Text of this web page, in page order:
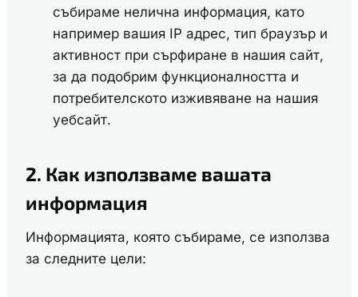
събираме нелична информация, като
например вашия IP адрес, тип браузър и
активност при сърфиране в нашия сайт,
за да подобрим функционалността и
потребителското изживяване на нашия
уебсайт.
2. Как използваме вашата
информация
Информацията, която събираме, се използва
за следните цели: